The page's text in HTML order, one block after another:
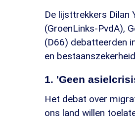
De lijsttrekkers Dilan
(GroenLinks-PvdA),
(D66) debatteerden
en
1. 'Geen
Het debat over
ons land willen